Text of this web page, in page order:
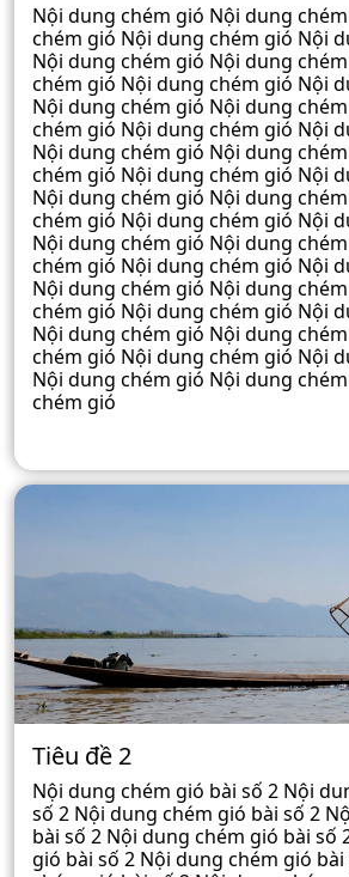
Nội dung chém gió Nội dung
chém gió Nội dung chém gió Nội
Nội dung chém gió Nội dung
chém gió Nội dung chém gió Nội
Nội dung chém gió Nội dung
chém gió Nội dung chém gió Nội
Nội dung chém gió Nội dung
chém gió Nội dung chém gió Nội
Nội dung chém gió Nội dung
chém gió Nội dung chém gió Nội
Nội dung chém gió Nội dung
chém gió Nội dung chém gió Nội
Nội dung chém gió Nội dung
chém gió Nội dung chém gió Nội
Nội dung chém gió Nội dung
chém gió Nội dung chém gió Nội
Nội dung chém gió Nội dung
chém gió
Tiêu đề 2
Nội dung chém gió bài số 2 Nội
số 2 Nội dung chém gió bài số 2
bài số 2 Nội dung chém gió bài số
gió bài số 2 Nội dung chém gió